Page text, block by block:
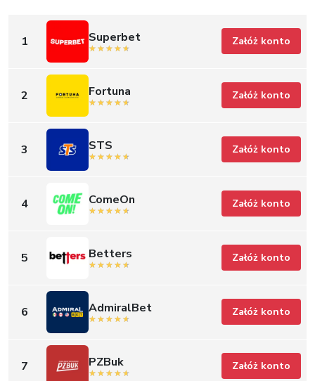
1 Superbet Załóż konto
2 Fortuna Załóż konto
3 STS Załóż konto
4 ComeOn Załóż konto
5 Betters Załóż konto
6 AdmiralBet Załóż konto
7 PZBuk Załóż konto